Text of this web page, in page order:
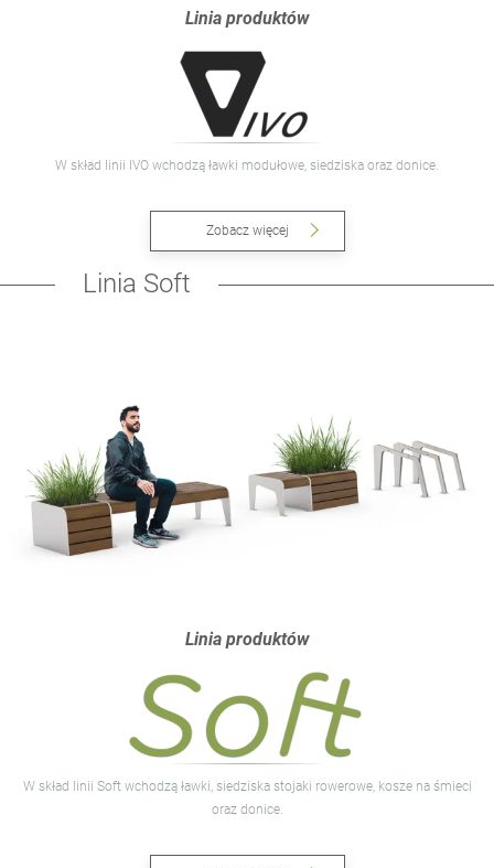
Linia produktów
W skład linii IVO wchodzą ławki modułowe, siedziska oraz donice.
Zobacz więcej
Linia Soft
Linia produktów
W skład linii Soft wchodzą ławki, siedziska stojaki rowerowe, kosze na śmieci
oraz donice.